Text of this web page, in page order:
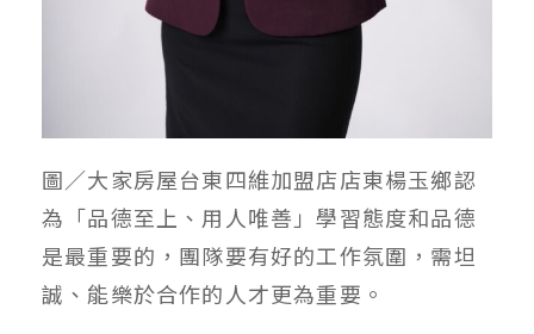
圖／大家房屋台東四維加盟店店東楊玉鄉認
為「品德至上、用人唯善」學習態度和品德
是最重要的，團隊要有好的工作氛圍，需坦
誠、能樂於合作的人才更為重要。